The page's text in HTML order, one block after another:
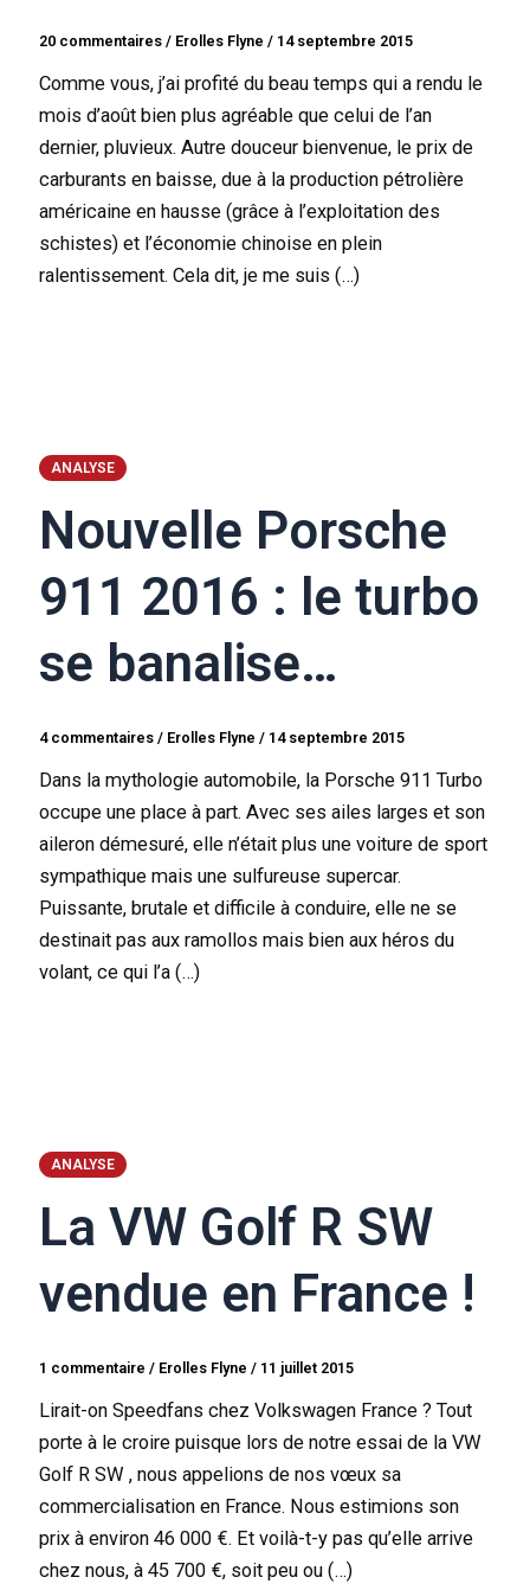
20 commentaires / Erolles Flyne/ 14 septembre 2015
Comme vous, j’ai profité du beau temps qui a rendu le
mois d’août bien plus agréable que celui de l’an
dernier, pluvieux. Autre douceur bienvenue, le prix de
carburants en baisse, due à la production pétrolière
américaine en hausse (grâce à l’exploitation des
schistes) et l’économie chinoise en plein
ralentissement. Cela dit, je me suis (…)
ANALYSE
Nouvelle Porsche
911 2016 : le turbo
se banalise…
4 commentaires / Erolles Flyne/ 14 septembre 2015
Dans la mythologie automobile, la Porsche 911 Turbo
occupe une place à part. Avec ses ailes larges et son
aileron démesuré, elle n’était plus une voiture de sport
sympathique mais une sulfureuse supercar.
Puissante, brutale et difficile à conduire, elle ne se
destinait pas aux ramollos mais bien aux héros du
volant, ce qui l’a (…)
ANALYSE
La VW Golf R SW
vendue en France !
1 commentaire / Erolles Flyne/ 11 juillet 2015
Lirait-on Speedfans chez Volkswagen France ? Tout
porte à le croire puisque lors de notre essai de la VW
Golf R SW , nous appelions de nos vœux sa
commercialisation en France. Nous estimions son
prix à environ 46 000 €. Et voilà-t-y pas qu’elle arrive
chez nous, à 45 700 €, soit peu ou (…)